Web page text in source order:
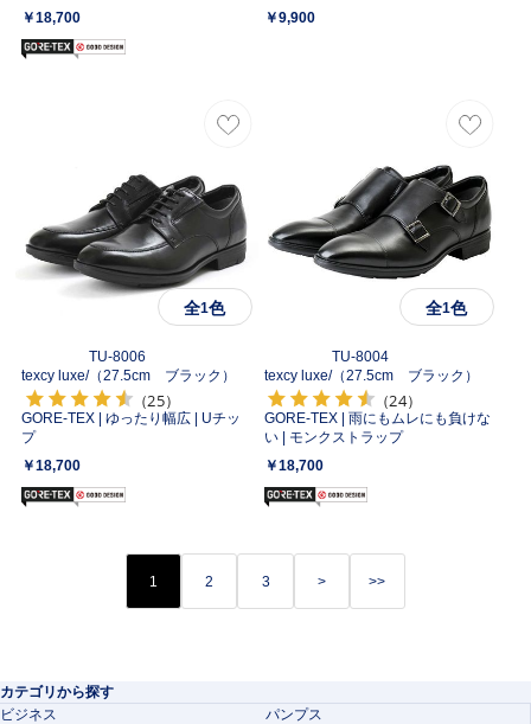
￥18,700
￥9,900
全1色
texcy luxe/
TU-8006
（27.5cm ブラック）
（25）
GORE-TEX | ゆったり幅広 | Uチッ
プ
￥18,700
全1色
texcy luxe/
TU-8004
（27.5cm ブラック）
（24）
GORE-TEX | 雨にもムレにも負けな
い | モンクストラップ
￥18,700
1 2 3 > >>
カテゴリから探す
ビジネス
パンプス